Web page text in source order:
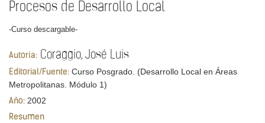
Procesos de Desarrollo Local
-Curso descargable-
Autoría: Coraggio, José Luis
Editorial/Fuente: Curso Posgrado. (Desarrollo Local en Áreas
Metropolitanas. Módulo 1)
Año: 2002
Resumen